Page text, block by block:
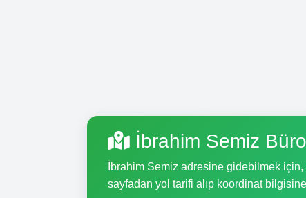
İbrahim Semiz
İbrahim Semiz adresine gidebilmek
sayfadan yol tarifi alıp koordinat